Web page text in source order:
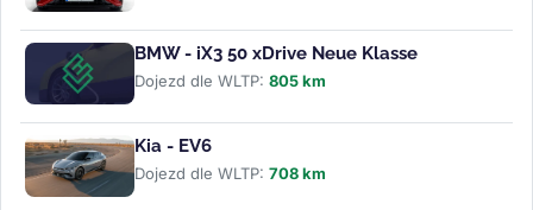
BMW - iX3 50 xDrive Neue Klasse
Dojezd dle WLTP: 805 km
Kia - EV6
Dojezd dle WLTP: 708 km